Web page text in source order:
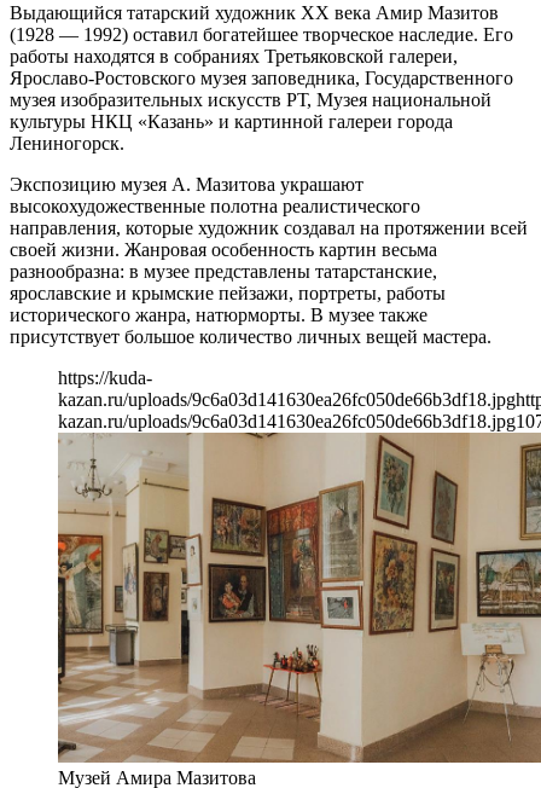
Выдающийся татарский художник XX века Амир Мазитов
(1928 — 1992) оставил богатейшее творческое наследие. Его
работы находятся в собраниях Третьяковской галереи,
Ярославо-Ростовского музея заповедника, Государственного
музея изобразительных искусств РТ, Музея национальной
культуры НКЦ «Казань» и картинной галереи города
Лениногорск.
Экспозицию музея А. Мазитова украшают
высокохудожественные полотна реалистического
направления, которые художник создавал на протяжении всей
своей жизни. Жанровая особенность картин весьма
разнообразна: в музее представлены татарстанские,
ярославские и крымские пейзажи, портреты, работы
исторического жанра, натюрморты. В музее также
присутствует большое количество личных вещей мастера.
https://kuda-
kazan.ru/uploads/9c6a03d141630ea26fc050de66b3df18.jpg
kazan.ru/uploads/9c6a03d141630ea26fc050de66b3df18.jpg
Музей Амира Мазитова